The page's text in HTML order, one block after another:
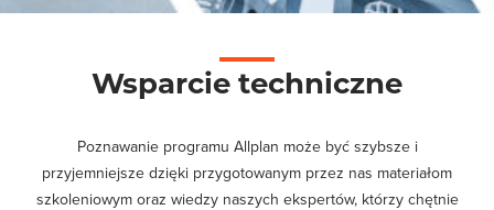
Wsparcie techniczne
Poznawanie programu Allplan może być szybsze i
przyjemniejsze dzięki przygotowanym przez nas materiałom
szkoleniowym oraz wiedzy naszych ekspertów, którzy chętnie